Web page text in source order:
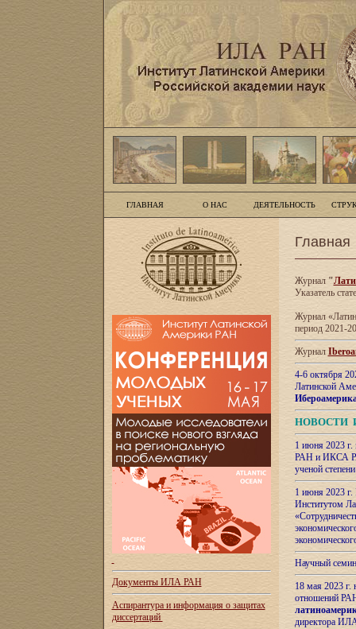
ГЛАВНАЯ О НАС ДЕЯТЕЛЬНОСТЬ
Документы ИЛА РАН
Аспирантура и информация о защитах
диссертаций
Главная
Журнал"
Указатель
Журнал
период 2021-
Журнал
4-6 октября
Латинской
НОВОСТИ
1 июня 2023
РАН и ИКСА
ученой
1 июня 2023
Институтом
Научный
18 мая 2023
отношений
директора